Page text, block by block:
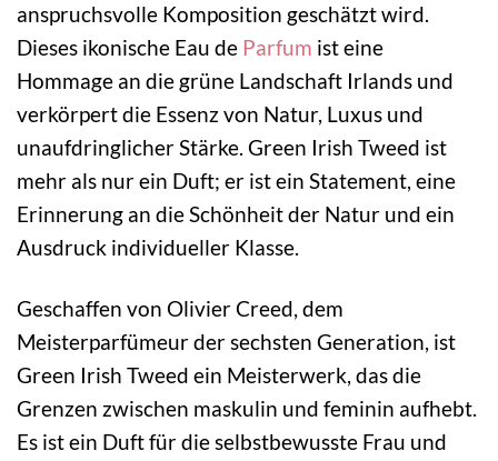
anspruchsvolle Komposition geschätzt wird.
Dieses ikonische Eau de Parfum ist eine
Hommage an die grüne Landschaft Irlands und
verkörpert die Essenz von Natur, Luxus und
unaufdringlicher Stärke. Green Irish Tweed ist
mehr als nur ein Duft; er ist ein Statement, eine
Erinnerung an die Schönheit der Natur und ein
Ausdruck individueller Klasse.
Geschaffen von Olivier Creed, dem
Meisterparfümeur der sechsten Generation, ist
Green Irish Tweed ein Meisterwerk, das die
Grenzen zwischen maskulin und feminin aufhebt.
Es ist ein Duft für die selbstbewusste Frau und